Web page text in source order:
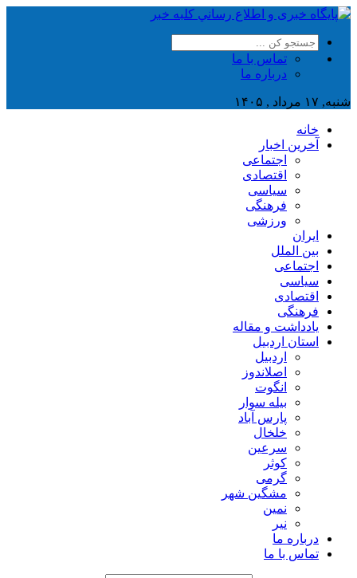
تماس با ما
درباره ما
شنبه, ۱۷ مرداد , ۱۴۰۵
خانه
آخرین اخبار
اجتماعی
اقتصادی
سیاسی
فرهنگی
ورزشی
ایران
بین الملل
اجتماعی
سیاسی
اقتصادی
فرهنگی
یادداشت و مقاله
استان اردبیل
اردبیل
اصلاندوز
انگوت
بیله سوار
پارس آباد
خلخال
سرعین
کوثر
گرمی
مشگین شهر
نمین
نیر
درباره ما
تماس با ما